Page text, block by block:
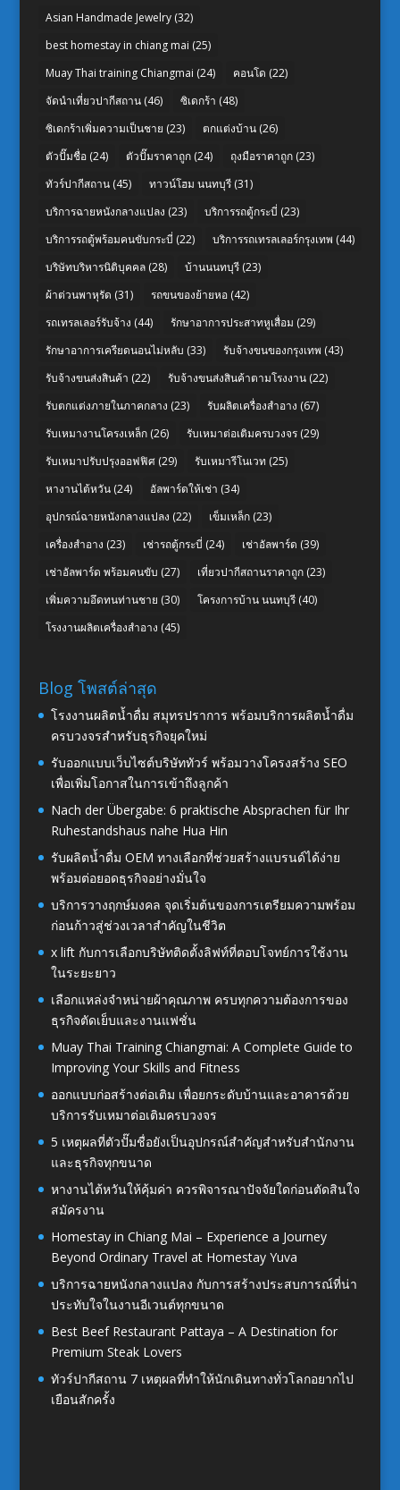
Asian Handmade Jewelry(32)
best homestay in chiang mai (25)
Muay Thai training Chiangmai (24) คอนโด (22)
จัดนำเที่ยวปากีสถาน(46) ซิเดกร้า (48)
ซิเดกร้าเพิ่มความเป็นชาย (23) ตกแต่งบ้าน(26)
ตัวปั๊มชื่อ(24) ตัวปั๊มราคาถูก(24) ถุงมือราคาถูก(23)
ทัวร์ปากีสถาน(45) ทาวน์โฮม นนทบุรี(31)
บริการฉายหนังกลางแปลง (23) บริการรถตู้กระบี่ (23)
บริการรถตู้พร้อมคนขับกระบี่ (22) บริการรถเทรลเลอร์กรุงเทพ (44)
บริษัทบริหารนิติบุคคล(28) บ้านนนทบุรี(23)
ผ้าต่วนพาหุรัด (31) รถขนของย้ายหอ(42)
รถเทรลเลอร์รับจ้าง (44) รักษาอาการประสาทหูเสื่อม (29)
รักษาอาการเครียดนอนไม่หลับ (33) รับจ้างขนของกรุงเทพ (43)
รับจ้างขนส่งสินค้า (22) รับจ้างขนส่งสินค้าตามโรงงาน(22)
รับตกแต่งภายในภาคกลาง (23) รับผลิตเครื่องสำอาง (67)
รับเหมางานโครงเหล็ก(26) รับเหมาต่อเติมครบวงจร(29)
รับเหมาปรับปรุงออฟฟิศ(29) รับเหมารีโนเวท (25)
หางานไต้หวัน(24) อัลพาร์ดให้เช่า (34)
อุปกรณ์ฉายหนังกลางแปลง (22) เข็มเหล็ก(23)
เครื่องสำอาง (23) เช่ารถตู้กระบี่ (24) เช่าอัลพาร์ด (39)
เช่าอัลพาร์ด พร้อมคนขับ (27) เที่ยวปากีสถานราคาถูก(23)
เพิ่มความอึดทนท่านชาย (30) โครงการบ้าน นนทบุรี(40)
โรงงานผลิตเครื่องสำอาง (45)
Blog โพสต์ล่าสุด
โรงงานผลิตน้ำดื่ม สมุทรปราการ พร้อมบริการผลิตน้ำดื่ม
ครบวงจรสำหรับธุรกิจยุคใหม่
รับออกแบบเว็บไซต์บริษัททัวร์ พร้อมวางโครงสร้าง SEO
เพื่อเพิ่มโอกาสในการเข้าถึงลูกค้า
Nach der Übergabe: 6 praktische Absprachen für Ihr
Ruhestandshaus nahe Hua Hin
รับผลิตน้ำดื่ม OEM ทางเลือกที่ช่วยสร้างแบรนด์ได้ง่าย
พร้อมต่อยอดธุรกิจอย่างมั่นใจ
บริการวางฤกษ์มงคล จุดเริ่มต้นของการเตรียมความพร้อม
ก่อนก้าวสู่ช่วงเวลาสำคัญในชีวิต
x lift กับการเลือกบริษัทติดตั้งลิฟท์ที่ตอบโจทย์การใช้งาน
ในระยะยาว
เลือกแหล่งจำหน่ายผ้าคุณภาพ ครบทุกความต้องการของ
ธุรกิจตัดเย็บและงานแฟชั่น
Muay Thai Training Chiangmai: A Complete Guide to
Improving Your Skills and Fitness
ออกแบบก่อสร้างต่อเติม เพื่อยกระดับบ้านและอาคารด้วย
บริการรับเหมาต่อเติมครบวงจร
5 เหตุผลที่ตัวปั๊มชื่อยังเป็นอุปกรณ์สำคัญสำหรับสำนักงาน
และธุรกิจทุกขนาด
หางานไต้หวันให้คุ้มค่า ควรพิจารณาปัจจัยใดก่อนตัดสินใจ
สมัครงาน
Homestay in Chiang Mai – Experience a Journey
Beyond Ordinary Travel at Homestay Yuva
บริการฉายหนังกลางแปลง กับการสร้างประสบการณ์ที่น่า
ประทับใจในงานอีเวนต์ทุกขนาด
Best Beef Restaurant Pattaya – A Destination for
Premium Steak Lovers
ทัวร์ปากีสถาน 7 เหตุผลที่ทำให้นักเดินทางทั่วโลกอยากไป
เยือนสักครั้ง